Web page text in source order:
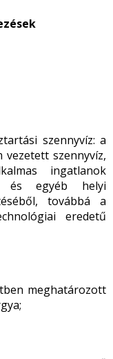
szennyvíz: a
vezetett szennyvíz,
ingatlanok
és egyéb helyi
továbbá a
eredetű
meghatározott